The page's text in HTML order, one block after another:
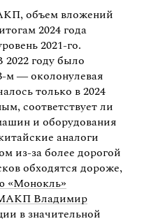
объем вложений
2024 года
2021-го.
году было
м — околонулевая
только в 2024
соответствует ли
и оборудования
аналоги
из-за более дорогой
обходятся дороже,
«Монокль»
Владимир
в значительной